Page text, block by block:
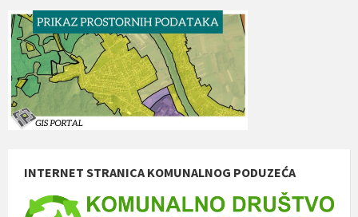
INTERNET STRANICA KOMUNALNOG PODUZEĆA